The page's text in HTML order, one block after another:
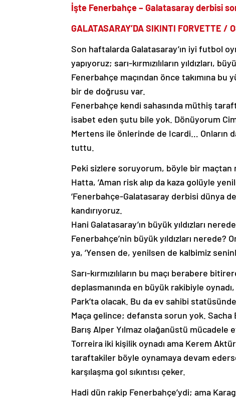
İşte Fenerbahçe – Galatasaray derbisi
GALATASARAY’DA SIKINTI FORVETTE /
Son haftalarda Galatasaray’ın iyi futbol
yapıyoruz; sarı-kırmızılıların yıldızları,
Fenerbahçe maçından önce takımına
bir de doğrusu var.
Fenerbahçe kendi sahasında müthiş
isabet eden şutu bile yok. Dönüyorum
Mertens ile önlerinde de Icardi… Onların
tuttu.
Peki sizlere soruyorum, böyle bir maçtan
Hatta, ‘Aman risk alıp da kaza golüyle
‘Fenerbahçe-Galatasaray derbisi dünya
kandırıyoruz.
Hani Galatasaray’ın büyük yıldızları
Fenerbahçe’nin büyük yıldızları
ya, ‘Yensen de, yenilsen de kalbimiz
Sarı-kırmızılıların bu maçı berabere
deplasmanında en büyük rakibiyle
Park’ta olacak. Bu da ev sahibi
Maça gelince; defansta sorun yok.
Barış Alper Yılmaz olağanüstü
Torreira iki kişilik oynadı ama Kerem
taraftakiler böyle oynamaya devam
karşılaşma gol sıkıntısı çeker.
Hadi dün rakip Fenerbahçe’ydi; ama